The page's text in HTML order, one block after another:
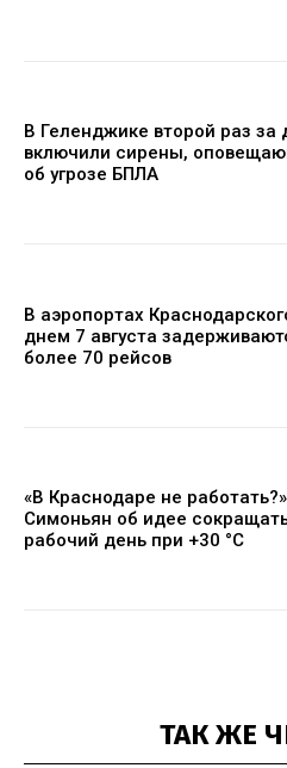
В Геленджике второй раз за
включили сирены,
об угрозе БПЛА
В аэропортах
днем 7 августа
более 70 рейсов
«В Краснодаре не
Симоньян об идее
рабочий день при +30 °C
ТАК ЖЕ